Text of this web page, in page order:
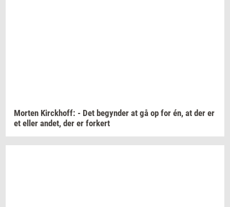
Mor­ten Kirck­hoff: - Det be­gyn­der at gå op for én, at der er
et eller andet, der er for­kert